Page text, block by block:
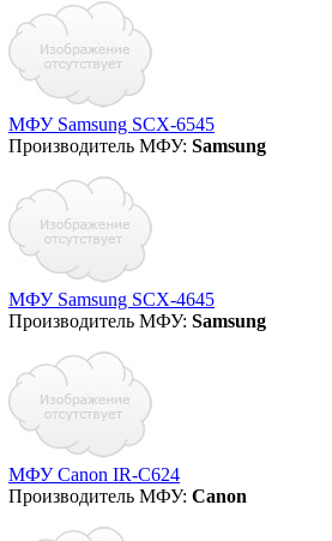
МФУ Samsung SCX-6545
Производитель МФУ: Samsung
МФУ Samsung SCX-4645
Производитель МФУ: Samsung
МФУ Canon IR-C624
Производитель МФУ: Canon